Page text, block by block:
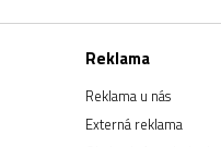
Reklama
Reklama u nás
Externá reklama